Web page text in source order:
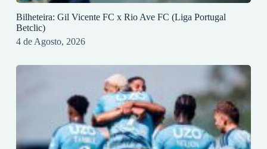
Bilheteira: Gil Vicente FC x Rio Ave FC (Liga Portugal
Betclic)
4 de Agosto, 2026